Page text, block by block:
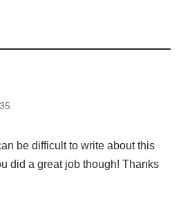
be difficult to write about this
did a great job though! Thanks